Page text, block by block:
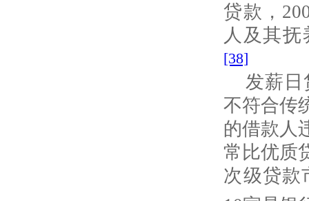
贷款，
人及其
[38]
发薪日
不符合传
的借款人
常比优质
次级贷款